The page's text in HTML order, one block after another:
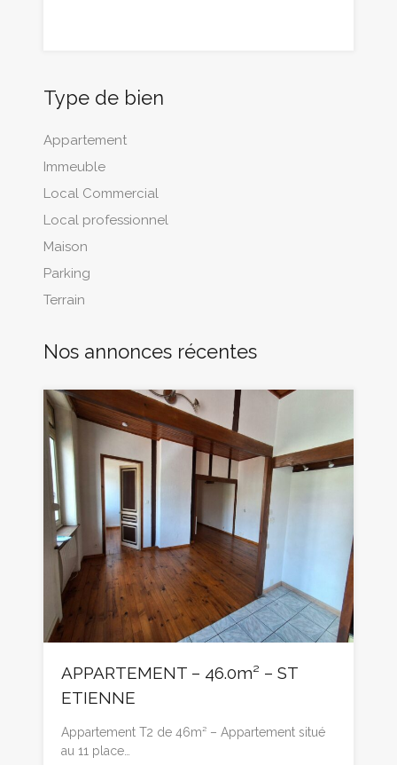
Type de bien
Appartement
Immeuble
Local Commercial
Local professionnel
Maison
Parking
Terrain
Nos annonces récentes
APPARTEMENT – 46.0m² – ST
ETIENNE
Appartement T2 de 46m² – Appartement situé
au 11 place…